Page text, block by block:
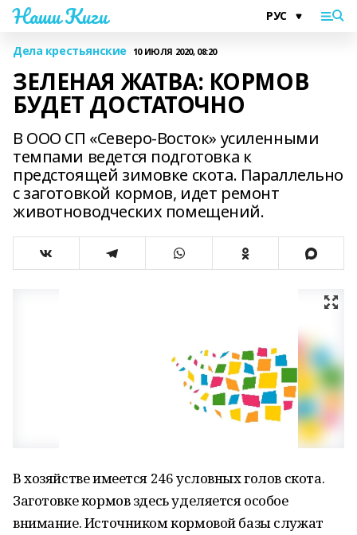
Наши Киги
Дела крестьянские 10 ИЮЛЯ 2020, 08:20
ЗЕЛЕНАЯ ЖАТВА: КОРМОВ
БУДЕТ ДОСТАТОЧНО
В ООО СП «Северо-Восток» усиленными
темпами ведется подготовка к
предстоящей зимовке скота. Параллельно
с заготовкой кормов, идет ремонт
животноводческих помещений.
В хозяйстве имеется 246 условных голов скота.
Заготовке кормов здесь уделяется особое
внимание. Источником кормовой базы служат